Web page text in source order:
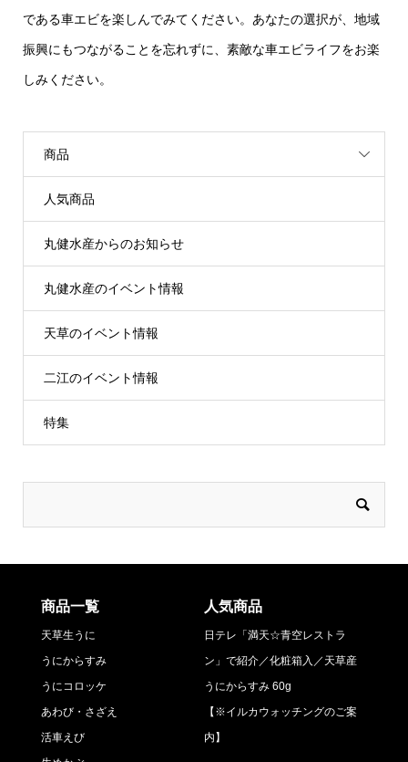
である車エビを楽しんでみてください。あなたの選択が、地域
振興にもつながることを忘れずに、素敵な車エビライフをお楽
しみください。
商品
人気商品
丸健水産からのお知らせ
丸健水産のイベント情報
天草のイベント情報
二江のイベント情報
特集
商品一覧
天草生うに
うにからすみ
うにコロッケ
あわび・さざえ
活車えび
人気商品
日テレ「満天☆青空レストラ
ン」で紹介／化粧箱入／天草産
うにからすみ 60g
【※イルカウォッチングのご案
内】